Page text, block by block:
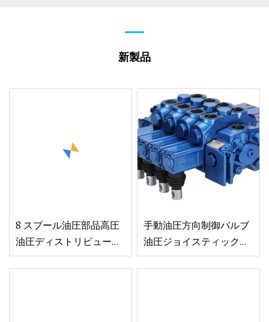
新製品
8 スプール油圧部品高圧
油圧ディストリビュータ
ジョイスティック手動制
手動油圧方向制御バルブ
油圧ジョイスティック付
き手動油圧方向制御バル